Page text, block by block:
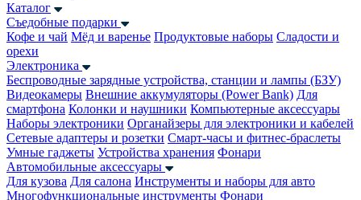
Каталог
Съедобные подарки
Кофе и чай Мёд и варенье Продуктовые наборы Сладости и
орехи
Электроника
Беспроводные зарядные устройства, станции и лампы (БЗУ)
Видеокамеры Внешние аккумуляторы (Power Bank) Для
смартфона Колонки и наушники Компьютерные аксессуары
Наборы электроники Органайзеры для электроники и кабелей
Сетевые адаптеры и розетки Смарт-часы и фитнес-браслеты
Умные гаджеты Устройства хранения Фонари
Автомобильные аксессуары
Для кузова Для салона Инструменты и наборы для авто
Многофункциональные инструменты Фонари